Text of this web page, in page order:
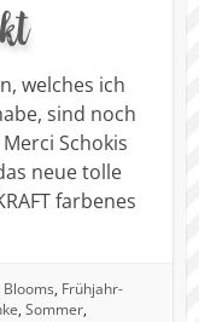
welches ich
sind noch
Schokis
neue tolle
farbenes
, Frühjahr-
, Sommer,